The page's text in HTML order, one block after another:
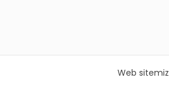
Web
© 2021 Cemka Tedarik Tüm